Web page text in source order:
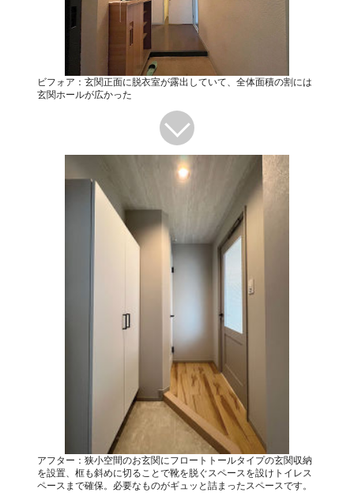
ビフォア：玄関正面に脱衣室が露出していて、全体面積の割には
玄関ホールが広かった
アフター：狭小空間のお玄関にフロートトールタイプの玄関収納
を設置、框も斜めに切ることで靴を脱ぐスペースを設けトイレス
ペースまで確保。必要なものがギュッと詰まったスペースです。